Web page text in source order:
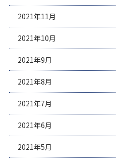
2021年11月
2021年10月
2021年9月
2021年8月
2021年7月
2021年6月
2021年5月